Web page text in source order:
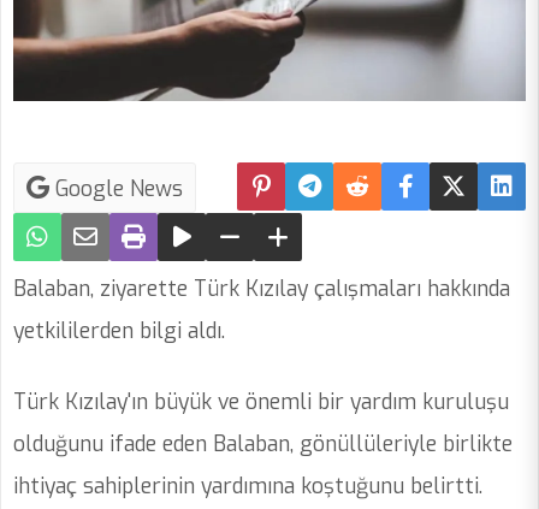
Google News
Balaban, ziyarette Türk Kızılay çalışmaları hakkında
yetkililerden bilgi aldı.
Türk Kızılay'ın büyük ve önemli bir yardım kuruluşu
olduğunu ifade eden Balaban, gönüllüleriyle birlikte
ihtiyaç sahiplerinin yardımına koştuğunu belirtti.